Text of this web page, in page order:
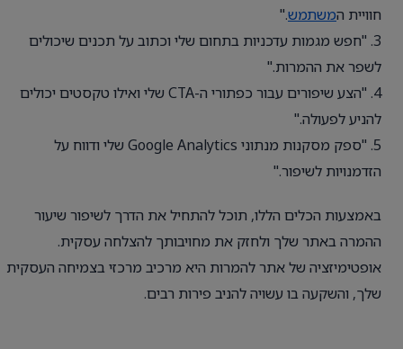
חוויית המשתמש."
3. "חפש מגמות עדכניות בתחום שלי וכתוב על תכנים שיכולים
לשפר את ההמרות."
4. "הצע שיפורים עבור כפתורי ה-CTA שלי ואילו טקסטים יכולים
להניע לפעולה."
5. "ספק מסקנות מנתוני Google Analytics שלי ודווח על
הזדמנויות לשיפור."
באמצעות הכלים הללו, תוכל להתחיל את הדרך לשיפור שיעור
ההמרה באתר שלך ולחזק את מחויבותך להצלחה עסקית.
אופטימיזציה של אתר להמרות היא מרכיב מרכזי בצמיחה העסקית
שלך, והשקעה בו עשויה להניב פירות רבים.